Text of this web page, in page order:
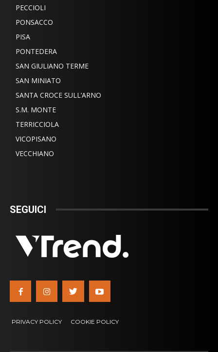
PECCIOLI
PONSACCO
PISA
PONTEDERA
SAN GIULIANO TERME
SAN MINIATO
SANTA CROCE SULL’ARNO
S.M. MONTE
TERRICCIOLA
VICOPISANO
VECCHIANO
SEGUICI
PRIVACY POLICY COOKIE POLICY